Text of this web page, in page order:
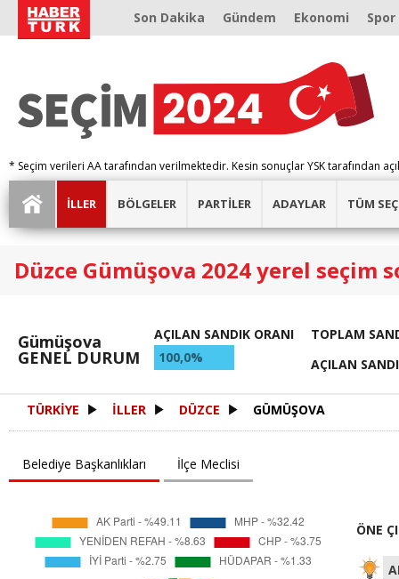
Son Dakika Gündem Ekonomi Spor
* Seçim verileri AA tarafından verilmektedir. Kesin sonuçlar YSK tarafından
İLLER BÖLGELER PARTİLER ADAYLAR TÜM
Düzce Gümüşova 2024 yerel seçim
Gümüşova
GENEL DURUM
AÇILAN SANDIK ORANI
100,0%
TOPLAM
AÇILAN
TÜRKİYE İLLER DÜZCE GÜMÜŞOVA
Belediye Başkanlıkları İlçe Meclisi
ÖNE